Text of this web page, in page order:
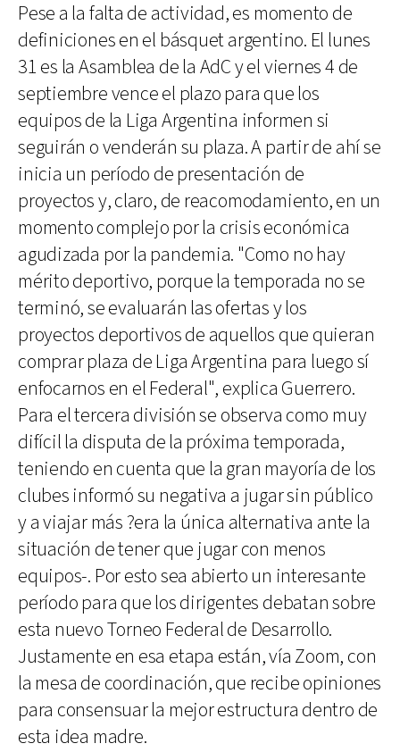
Pese a la falta de actividad, es momento de
definiciones en el básquet argentino. El lunes
31 es la Asamblea de la AdC y el viernes 4 de
septiembre vence el plazo para que los
equipos de la Liga Argentina informen si
seguirán o venderán su plaza. A partir de ahí se
inicia un período de presentación de
proyectos y, claro, de reacomodamiento, en un
momento complejo por la crisis económica
agudizada por la pandemia. "Como no hay
mérito deportivo, porque la temporada no se
terminó, se evaluarán las ofertas y los
proyectos deportivos de aquellos que quieran
comprar plaza de Liga Argentina para luego sí
enfocarnos en el Federal", explica Guerrero.
Para el tercera división se observa como muy
difícil la disputa de la próxima temporada,
teniendo en cuenta que la gran mayoría de los
clubes informó su negativa a jugar sin público
y a viajar más ?era la única alternativa ante la
situación de tener que jugar con menos
equipos-. Por esto sea abierto un interesante
período para que los dirigentes debatan sobre
esta nuevo Torneo Federal de Desarrollo.
Justamente en esa etapa están, vía Zoom, con
la mesa de coordinación, que recibe opiniones
para consensuar la mejor estructura dentro de
esta idea madre.